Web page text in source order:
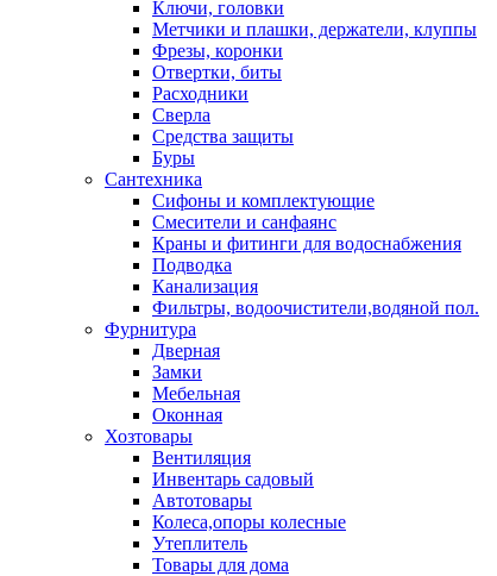
Ключи, головки
Метчики и плашки, держатели, клуппы
Фрезы, коронки
Отвертки, биты
Расходники
Сверла
Средства защиты
Буры
Сантехника
Сифоны и комплектующие
Смесители и санфаянс
Краны и фитинги для водоснабжения
Подводка
Канализация
Фильтры, водоочистители,водяной пол.
Фурнитура
Дверная
Замки
Мебельная
Оконная
Хозтовары
Вентиляция
Инвентарь садовый
Автотовары
Колеса,опоры колесные
Утеплитель
Товары для дома